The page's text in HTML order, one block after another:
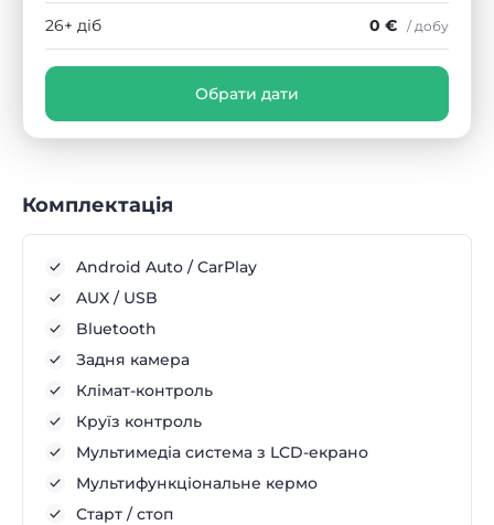
26+ діб 0 € / добу
Обрати дати
Комплектація
Android Auto / CarPlay
AUX / USB
Bluetooth
Задня камера
Клімат-контроль
Круїз контроль
Мультимедіа система з LCD-екрано
Мультифункціональне кермо
Старт / стоп